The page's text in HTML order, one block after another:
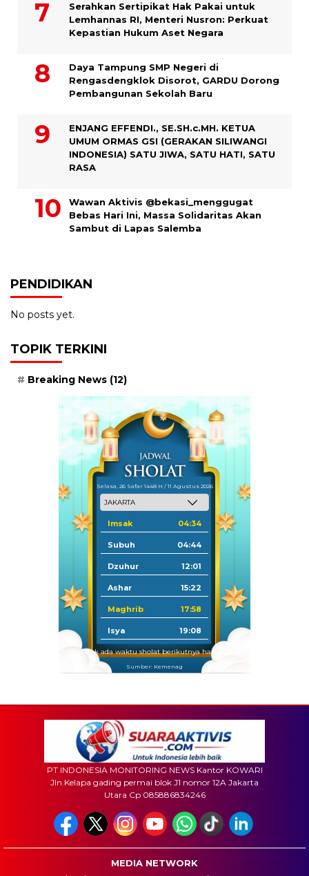
Serahkan Sertipikat Hak Pakai untuk
Lemhannas RI, Menteri Nusron: Perkuat
Kepastian Hukum Aset Negara
Daya Tampung SMP Negeri di
Rengasdengklok Disorot, GARDU Dorong
Pembangunan Sekolah Baru
ENJANG EFFENDI., SE.SH.c.MH. KETUA
UMUM ORMAS GSI (GERAKAN SILIWANGI
INDONESIA) SATU JIWA, SATU HATI, SATU
RASA
Wawan Aktivis @bekasi_menggugat
Bebas Hari Ini, Massa Solidaritas Akan
Sambut di Lapas Salemba
PENDIDIKAN
No posts yet.
TOPIK TERKINI
Breaking News (12)
Selasa, 26 Safar 1448 H / 11 Agustus 2026
Imsak 04:34
Subuh 04:44
Dzuhur 12:01
Ashar 15:22
Maghrib 17:58
Isya 19:08
Tidak ada waktu sholat berikutnya hari ini.
Sumber: Kemenag
PT INDONESIA MONITORING NEWS Kantor KOWARI
Jln.Kelapa gading permai blok J1 nomor 12A Jakarta
Utara Cp 085886834246
MEDIA NETWORK